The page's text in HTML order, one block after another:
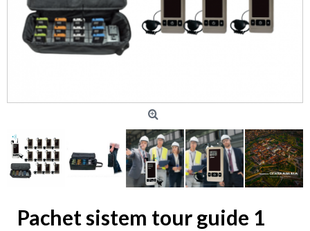
Pachet sistem tour guide 1